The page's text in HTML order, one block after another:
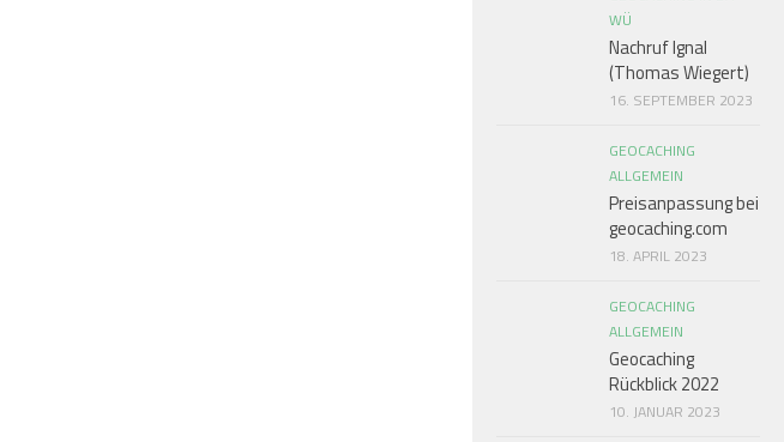
WÜ
Nachruf Ignal
(Thomas Wiegert)
16. SEPTEMBER 2023
GEOCACHING
ALLGEMEIN
Preisanpassung bei
geocaching.com
18. APRIL 2023
GEOCACHING
ALLGEMEIN
Geocaching
Rückblick 2022
10. JANUAR 2023